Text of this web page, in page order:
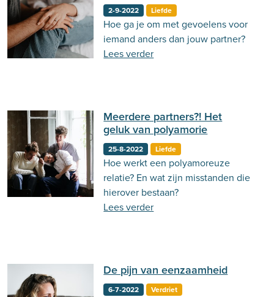
2-9-2022 Liefde
Hoe ga je om met gevoelens voor
iemand anders dan jouw partner?
Lees verder
Meerdere partners?! Het
geluk van polyamorie
25-8-2022 Liefde
Hoe werkt een polyamoreuze
relatie? En wat zijn misstanden die
hierover bestaan?
Lees verder
De pijn van eenzaamheid
6-7-2022 Verdriet